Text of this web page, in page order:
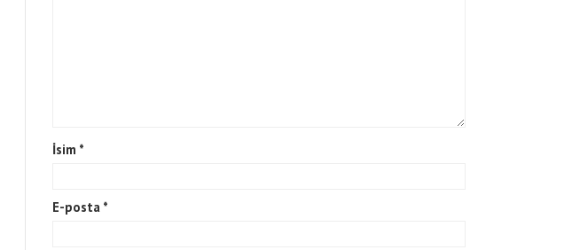
İsim *
E-posta *